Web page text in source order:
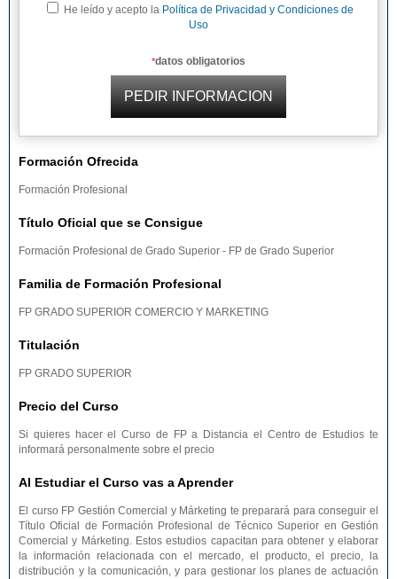
He leído y acepto la Política de Privacidad y Condiciones de
Uso
*datos obligatorios
Formación Ofrecida
Formación Profesional
Título Oficial que se Consigue
Formación Profesional de Grado Superior - FP de Grado Superior
Familia de Formación Profesional
FP GRADO SUPERIOR COMERCIO Y MARKETING
Titulación
FP GRADO SUPERIOR
Precio del Curso
Si quieres hacer el Curso de FP a Distancia el Centro de Estudios te
informará personalmente sobre el precio
Al Estudiar el Curso vas a Aprender
El curso FP Gestión Comercial y Márketing te preparará para conseguir el
Título Oficial de Formación Profesional de Técnico Superior en Gestión
Comercial y Márketing. Estos estudios capacitan para obtener y elaborar
la información relacionada con el mercado, el producto, el precio, la
distribución y la comunicación, y para gestionar los planes de actuación